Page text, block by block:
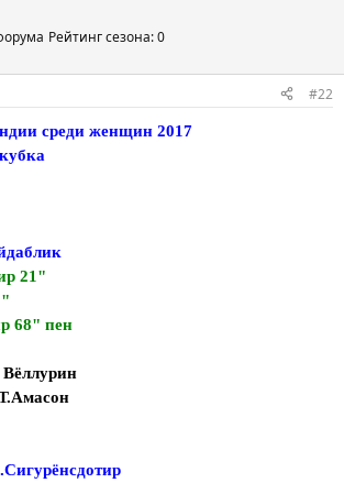
Рейтинг сезона: 0
#22
среди женщин 2017
21"
68" пен